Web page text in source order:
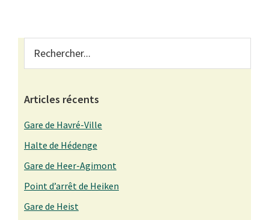
Primary
Sidebar
Articles récents
Gare de Havré-Ville
Halte de Hédenge
Gare de Heer-Agimont
Point d’arrêt de Heiken
Gare de Heist